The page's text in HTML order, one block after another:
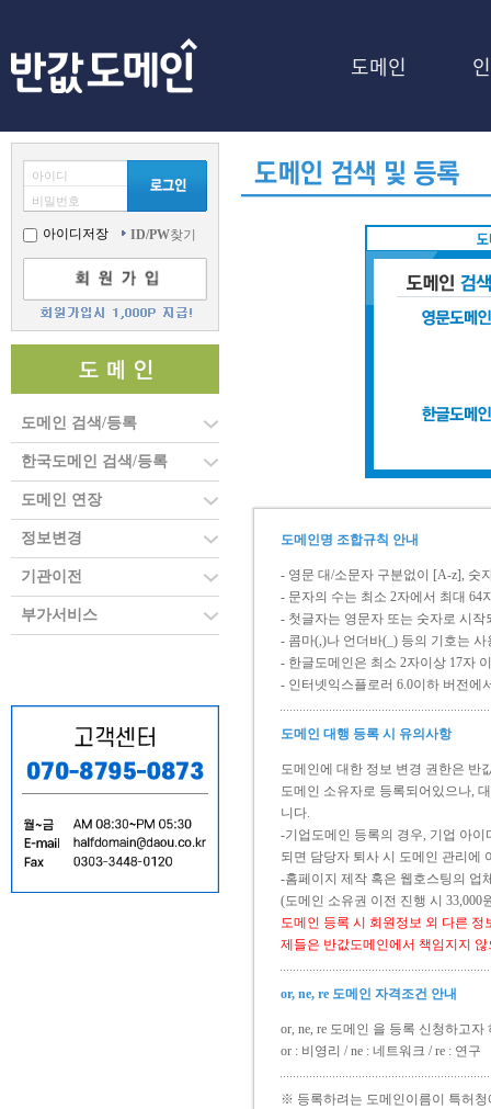
도메인
아이디
비밀번호
아이디저장 ID/PW찾기
도메인 검색/등록
한국도메인 검색/등록
도메인 연장
정보변경
기관이전
부가서비스
도메인명 조합규칙 안내
- 영문 대/소문자 구분없이 [A-z], 숫
- 문자의 수는 최소 2자에서 최대 64
- 첫글자는 영문자 또는 숫자로 시
- 콤마(,)나 언더바(_) 등의 기호는
- 한글도메인은 최소 2자이상 17자
- 인터넷익스플로러 6.0이하 버전에
도메인 대행 등록 시 유의사항
도메인에 대한 정보 변경 권한은 반
도메인 소유자로 등록되어있으나,
니다.
-기업도메인 등록의 경우, 기업 아
되면 담당자 퇴사 시 도메인 관리에
-홈페이지 제작 혹은 웹호스팅의 업
(도메인 소유권 이전 진행 시
도메인 등록 시 회원정보 외 다른
제들은 반값도메인에서 책임지지
or, ne, re 도메인 자격조건 안내
or, ne, re 도메인 을 등록 신청하고
or : 비영리 / ne : 네트워크 / re : 연구
※ 등록하려는 도메인이름이 특허청